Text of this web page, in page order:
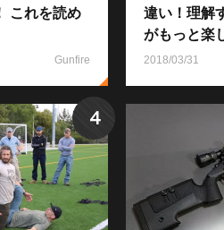
これを読め
Gunfire
違い！理解
がもっと楽
2018/03/31
4